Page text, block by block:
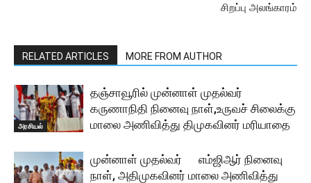
சிறப்பு அலங்காரம்
RELATED ARTICLES MORE FROM AUTHOR
அரசியல்
தஞ்சாவூரில் முன்னாள் முதல்வர்
கருணாநிதி நினைவு நாள்,உருவச் சிலைக்கு
மாலை அணிவித்து திமுகவினர் மரியாதை
முன்னாள் முதல்வர் எம்ஜிஆர் நினைவு
நாள், அதிமுகவினர் மாலை அணிவித்து